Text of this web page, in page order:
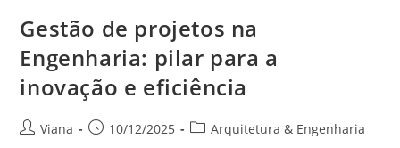
Gestão de projetos na
Engenharia: pilar para a
inovação e eficiência
Viana 10/12/2025 Arquitetura & Engenharia